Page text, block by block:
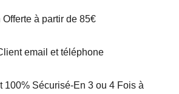
Offerte à partir de 85€
email et téléphone
100% Sécurisé-En 3 ou 4 Fois à